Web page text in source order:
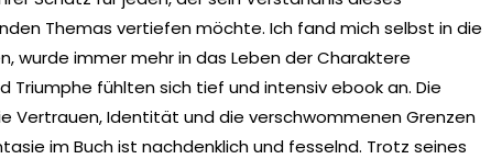
Themas vertiefen möchte. Ich fand mich selbst in die
wurde immer mehr in das Leben der Charaktere
Triumphe fühlten sich tief und intensiv ebook an. Die
Vertrauen, Identität und die verschwommenen Grenzen
im Buch ist nachdenklich und fesselnd. Trotz seines